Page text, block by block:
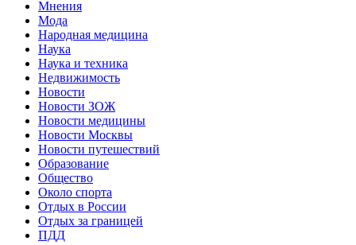
Мнения
Мода
Народная медицина
Наука
Наука и техника
Недвижимость
Новости
Новости ЗОЖ
Новости медицины
Новости Москвы
Новости путешествий
Образование
Общество
Около спорта
Отдых в России
Отдых за границей
ПДД